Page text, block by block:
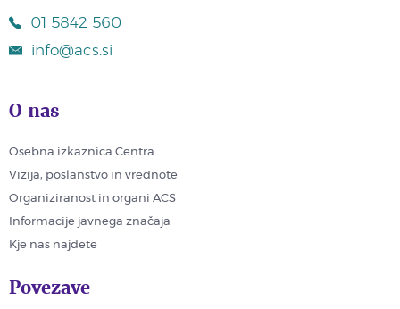
01 5842 560
info@acs.si
O nas
Osebna izkaznica Centra
Vizija, poslanstvo in vrednote
Organiziranost in organi ACS
Informacije javnega značaja
Kje nas najdete
Povezave